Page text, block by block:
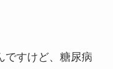
ですけど、糖尿病